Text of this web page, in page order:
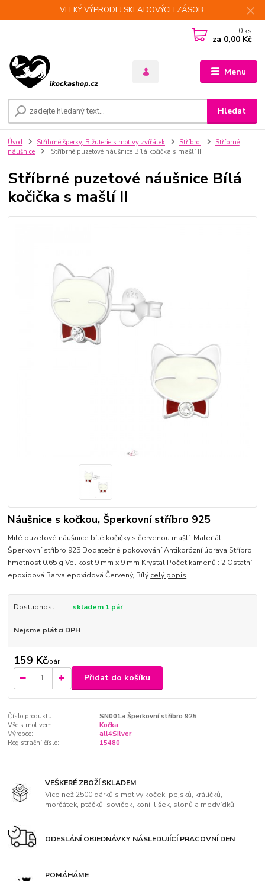
VELKÝ VÝPRODEJ SKLADOVÝCH ZÁSOB.
Menu
Hledat
0 ks
za 0,00 Kč
Úvod Stříbrné šperky, Bižuterie s motivy zvířátek Stříbro
Stříbrné
náušnice
Stříbrné puzetové náušnice Bílá kočička s mašlí II
Stříbrné puzetové náušnice Bílá
kočička s mašlí II
Náušnice s kočkou, Šperkovní stříbro 925
Milé puzetové náušnice bílé kočičky s červenou mašlí. Materiál
Šperkovní stříbro 925 Dodatečné pokovování Antikorózní úprava Stříbro
hmotnost 0.65 g Velikost 9 mm x 9 mm Krystal Počet kamenů : 2 Ostatní
epoxidová Barva epoxidová Červený, Bílý celý popis
Dostupnost skladem 1 pár
Nejsme plátci DPH
159 Kč/pár
Přidat do košíku
Číslo produktu:
SN001a Šperkovní stříbro 925
Vše s motivem:
Kočka
Výrobce:
all4Silver
Registrační číslo:
15480
VEŠKERÉ ZBOŽÍ SKLADEM
Více než 2500 dárků s motivy koček, pejsků, králíčků,
morčátek, ptáčků, soviček, koní, lišek, slonů a medvídků.
ODESLÁNÍ OBJEDNÁVKY NÁSLEDUJÍCÍ PRACOVNÍ DEN
POMÁHÁME